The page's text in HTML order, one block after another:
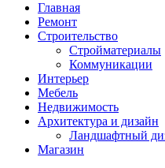
vgasa.ru
Строительный журнал. Всё о
Главная
Ремонт
Строительство
Стройматериалы
Коммуникации
Интерьер
Мебель
Недвижимость
Архитектура и дизайн
Ландшафтный
Магазин